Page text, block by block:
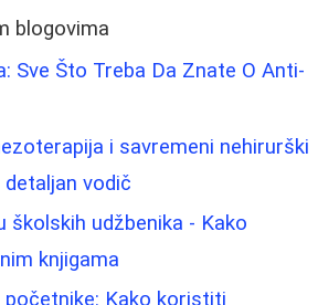
blogovima
Sve Što Treba Da Znate O Anti-
i savremeni nehirurški
vodič
školskih udžbenika - Kako
knjigama
Kako koristiti